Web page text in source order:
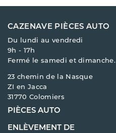
CAZENAVE PIÈCES AUTO
Du lundi au vendredi
9h - 17h
Fermé le samedi et dimanche.
23 chemin de la Nasque
ZI en Jacca
31770 Colomiers
PIÈCES AUTO
ENLÈVEMENT DE